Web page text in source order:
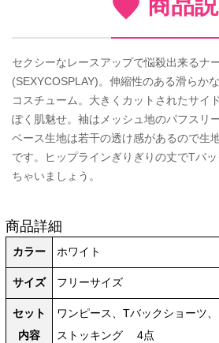
商品
セクシーなレースアップで悩殺出来るナ
(SEXYCOSPLAY)。伸縮性のある滑らか
コスチューム。大きくカットされたサイ
ぽく肌魅せ。袖はメッシュ地のパフスリ
ベース生地は若干の透け感があるので生
です。ヒップラインぎりぎりの丈でTバ
ちゃいましょう。
商品詳細
カラー ホワイト
サイズ フリーサイズ
セット
内容
ワンピース、Tバックショーツ
ストッキング 4点